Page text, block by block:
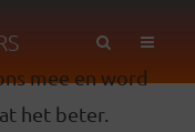
mee en word
het beter.